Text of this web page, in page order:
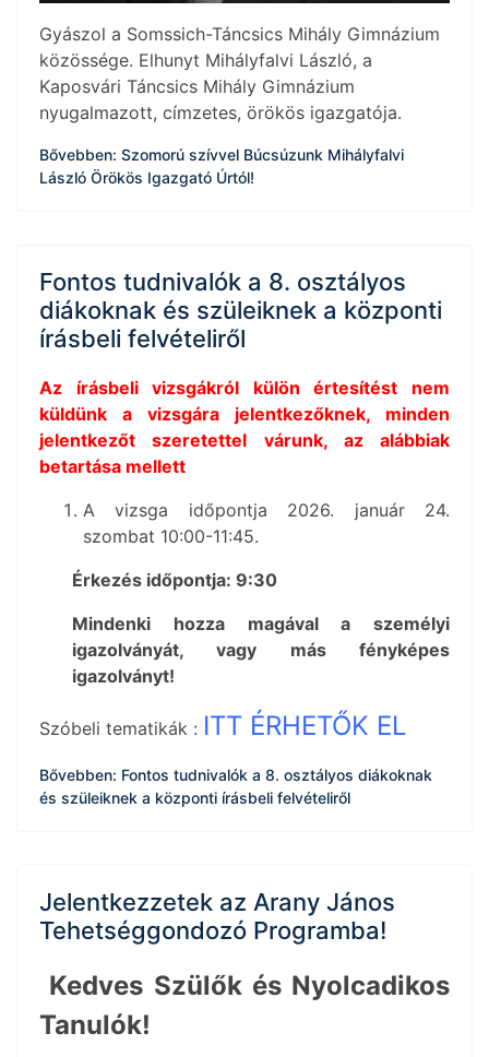
Gyászol a Somssich-Táncsics Mihály Gimnázium
közössége. Elhunyt Mihályfalvi László, a
Kaposvári Táncsics Mihály Gimnázium
nyugalmazott, címzetes, örökös igazgatója.
Bővebben: Szomorú szívvel Búcsúzunk Mihályfalvi
László Örökös Igazgató Úrtól!
Fontos tudnivalók a 8. osztályos
diákoknak és szüleiknek a központi
írásbeli felvételiről
Az írásbeli vizsgákról külön értesítést nem
küldünk a vizsgára jelentkezőknek, minden
jelentkezőt szeretettel várunk, az alábbiak
betartása mellett
A vizsga időpontja 2026. január 24.
szombat 10:00-11:45.
Érkezés időpontja: 9:30
Mindenki hozza magával a személyi
igazolványát, vagy más fényképes
igazolványt!
Szóbeli tematikák : ITT ÉRHETŐK EL
Bővebben: Fontos tudnivalók a 8. osztályos diákoknak
és szüleiknek a központi írásbeli felvételiről
Jelentkezzetek az Arany János
Tehetséggondozó Programba!
Kedves Szülők és Nyolcadikos
Tanulók!